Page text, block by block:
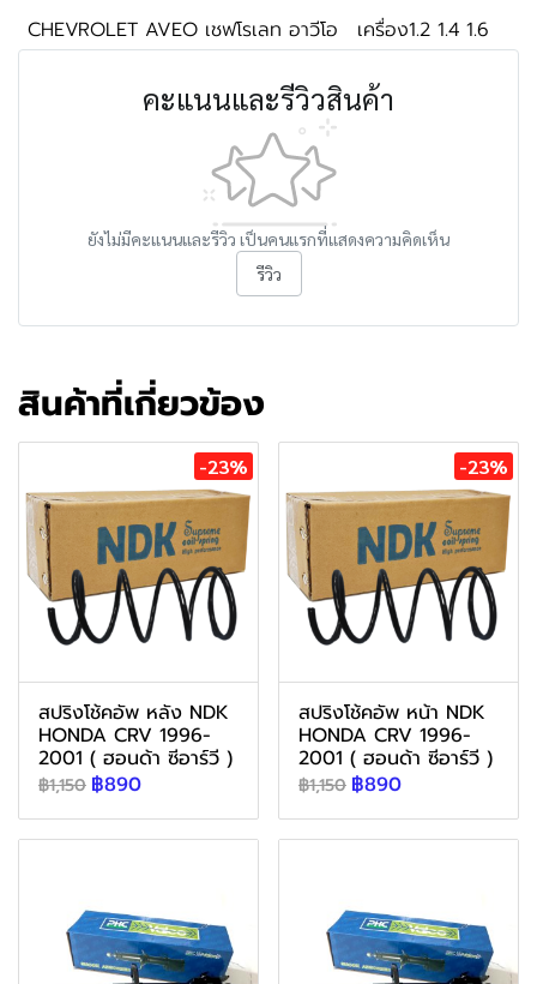
CHEVROLET AVEO เชฟโรเลท อาวีโอ
เครื่อง1.2 1.4 1.6
คะแนนและรีวิวสินค้า
ยังไม่มีคะแนนและรีวิว เป็นคนแรกที่แสดงความคิดเห็น
รีวิว
สินค้าที่เกี่ยวข้อง
-23%
สปริงโช้คอัพ หลัง NDK
HONDA CRV 1996-
2001 ( ฮอนด้า ซีอาร์วี )
฿1,150 ฿890
-23%
สปริงโช้คอัพ หน้า NDK
HONDA CRV 1996-
2001 ( ฮอนด้า ซีอาร์วี )
฿1,150 ฿890